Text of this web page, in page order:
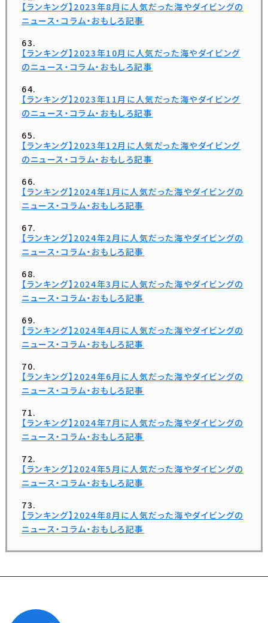
【ランキング】2023年8月に人気だった海やダイビングの
ニュース・コラム・おもしろ記事
【ランキング】2023年10月に人気だった海やダイビング
のニュース・コラム・おもしろ記事
【ランキング】2023年11月に人気だった海やダイビング
のニュース・コラム・おもしろ記事
【ランキング】2023年12月に人気だった海やダイビング
のニュース・コラム・おもしろ記事
【ランキング】2024年1月に人気だった海やダイビングの
ニュース・コラム・おもしろ記事
【ランキング】2024年2月に人気だった海やダイビングの
ニュース・コラム・おもしろ記事
【ランキング】2024年3月に人気だった海やダイビングの
ニュース・コラム・おもしろ記事
【ランキング】2024年4月に人気だった海やダイビングの
ニュース・コラム・おもしろ記事
【ランキング】2024年6月に人気だった海やダイビングの
ニュース・コラム・おもしろ記事
【ランキング】2024年7月に人気だった海やダイビングの
ニュース・コラム・おもしろ記事
【ランキング】2024年5月に人気だった海やダイビングの
ニュース・コラム・おもしろ記事
【ランキング】2024年8月に人気だった海やダイビングの
ニュース・コラム・おもしろ記事